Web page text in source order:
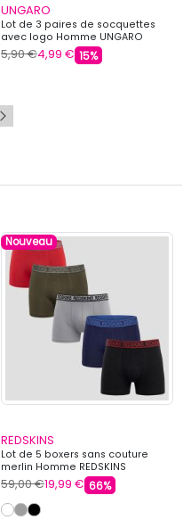
UNGARO
Lot de 3 paires de socquettes
avec logo Homme UNGARO
5,90 €4,99 € 15%
Nouveau
REDSKINS
Lot de 5 boxers sans couture
merlin Homme REDSKINS
59,00 €19,99 € 66%